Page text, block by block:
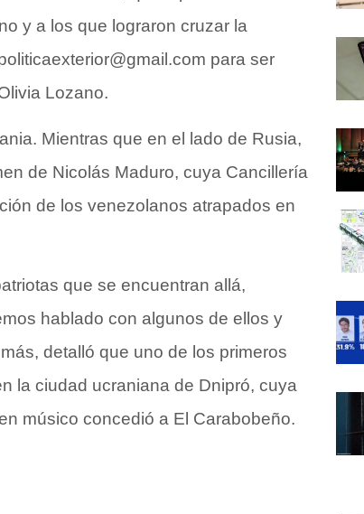
y a los que lograron cruzar la
para ser
Lozano.
Mientras que en el lado de Rusia,
de Nicolás Maduro, cuya Cancillería
de los venezolanos atrapados en
que se encuentran allá,
hablado con algunos de ellos y
detalló que uno de los primeros
la ciudad ucraniana de Dnipró, cuya
músico concedió a El Carabobeño.